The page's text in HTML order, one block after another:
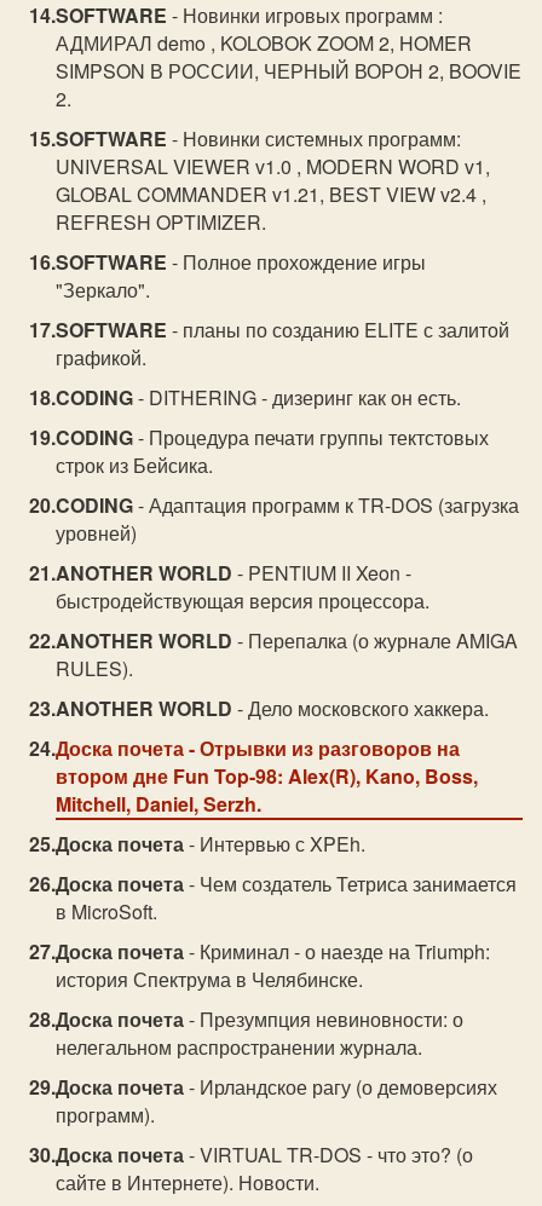
SOFTWARE - Новинки игровых программ :
АДМИРАЛ demo , KOLOBOK ZOOM 2, HOMER
SIMPSON В РОССИИ, ЧЕРНЫЙ ВОРОН 2, BOOVIE
2.
SOFTWARE - Новинки системных программ:
UNIVERSAL VIEWER v1.0 , MODERN WORD v1,
GLOBAL COMMANDER v1.21, BEST VIEW v2.4 ,
REFRESH OPTIMIZER.
SOFTWARE - Полное прохождение игры
"Зеркало".
SOFTWARE - планы по созданию ELITE с залитой
графикой.
CODING- DITHERING - дизеринг как он есть.
CODING- Процедура печати группы тектстовых
строк из Бейсика.
CODING- Адаптация программ к TR-DOS (загрузка
уровней)
ANOTHER WORLD - PENTIUM II Xeon -
быстродействующая версия процессора.
ANOTHER WORLD - Перепалка (о журнале AMIGA
RULES).
ANOTHER WORLD - Дело московского хаккера.
Доска почета- Отрывки из разговоров на
втором дне Fun Top-98: Alex(R), Kano, Boss,
Mitchell, Daniel, Serzh.
Доска почета- Интервью с XPEh.
Доска почета- Чем создатель Тетриса занимается
в MicroSoft.
Доска почета- Криминал - о наезде на Triumph:
история Спектрума в Челябинске.
Доска почета- Презумпция невиновности: о
нелегальном распространении журнала.
Доска почета- Ирландское рагу (о демоверсиях
программ).
Доска почета- VIRTUAL TR-DOS - что это? (о
сайте в Интернете). Новости.